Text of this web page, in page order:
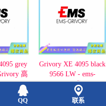
grey
高
Grivory XE 4095 black
9566 LW - ems-
Grivory 尼龙10T/X
QQ 联系